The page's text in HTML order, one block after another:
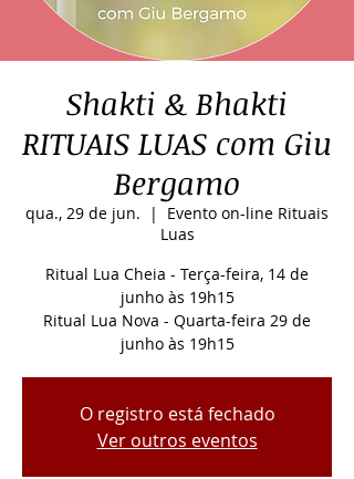
Shakti & Bhakti
RITUAIS LUAS com Giu
Bergamo
qua., 29 de jun.
  |
Evento on-line Rituais
Luas
Ritual Lua Cheia - Terça-feira, 14 de
junho às 19h15
Ritual Lua Nova - Quarta-feira 29 de
junho às 19h15
O registro está fechado
Ver outros eventos